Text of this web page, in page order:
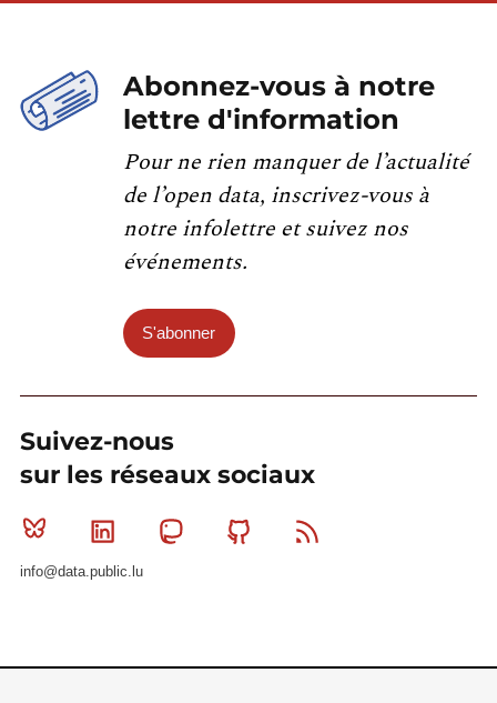
Abonnez-vous à notre
lettre d'information
Pour ne rien manquer de l’actualité
de l’open data, inscrivez-vous à
notre infolettre et suivez nos
événements.
S'abonner
Suivez-nous
sur les réseaux sociaux
Bluesky Linkedin MastodonGithub
info@data.public.lu